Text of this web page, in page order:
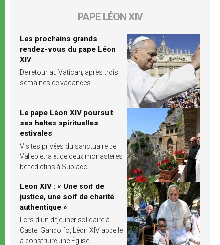
PAPE LÉON XIV
Les prochains grands
rendez-vous du pape Léon
XIV
De retour au Vatican, après trois
semaines de vacances
Le pape Léon XIV poursuit
ses haltes spirituelles
estivales
Visites privées du sanctuaire de
Vallepietra et de deux monastères
bénédictins à Subiaco
Léon XIV : « Une soif de
justice, une soif de charité
authentique »
Lors d’un déjeuner solidaire à
Castel Gandolfo, Léon XIV appelle
à construire une Église